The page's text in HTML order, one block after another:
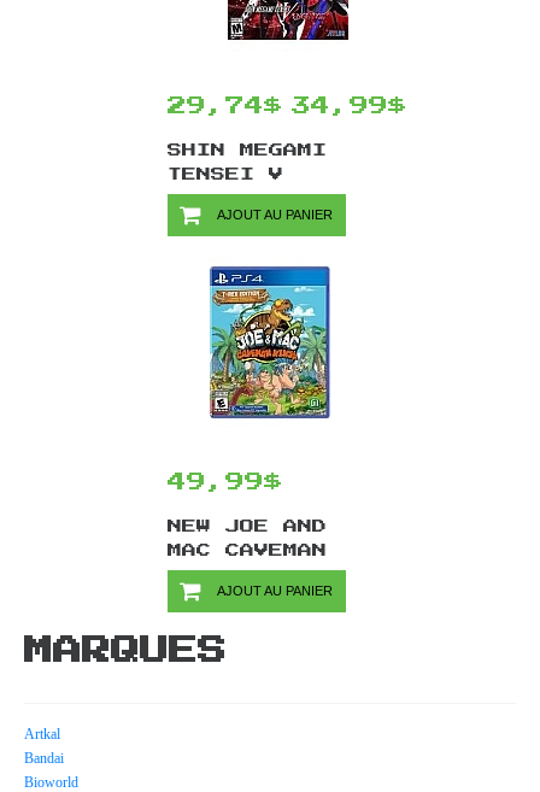
29,74$ 34,99$
SHIN MEGAMI
TENSEI V
VENGEANCE/PS5
AJOUT AU PANIER
49,99$
NEW JOE AND
MAC CAVEMAN
NINJA/PS4
AJOUT AU PANIER
MARQUES
Artkal
Bandai
Bioworld